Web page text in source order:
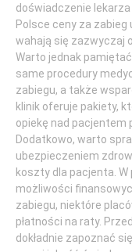
doświadczenie
Polsce ceny za zabieg
wahają się zazwyczaj
Warto jednak
same procedury
zabiegu, a także
klinik oferuje pakiety,
opiekę nad pacjentem
Dodatkowo, warto
ubezpieczeniem
koszty dla pacjenta.
możliwości
zabiegu, niektóre
płatności na raty.
dokładnie zapoznać